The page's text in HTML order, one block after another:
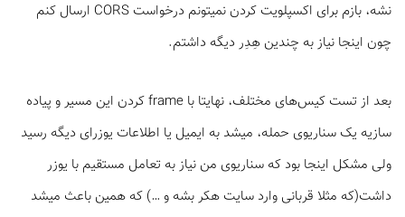
نشه،‌ بازم برای اکسپلویت کردن نمیتونم درخواست CORS ارسال کنم
چون اینجا نیاز به چندین هِدِر دیگه داشتم.
بعد از تست کیس‌های مختلف، نهایتا با frame کردن این مسیر و پیاده
سازیه یک سناریوی حمله، میشد به ایمیل یا اطلاعات یوزرای دیگه رسید
ولی مشکل اینجا بود که سناریوی من نیاز به تعامل مستقیم با یوزر
داشت(که مثلا قربانی وارد سایت هکر بشه و …) که همین باعث میشد